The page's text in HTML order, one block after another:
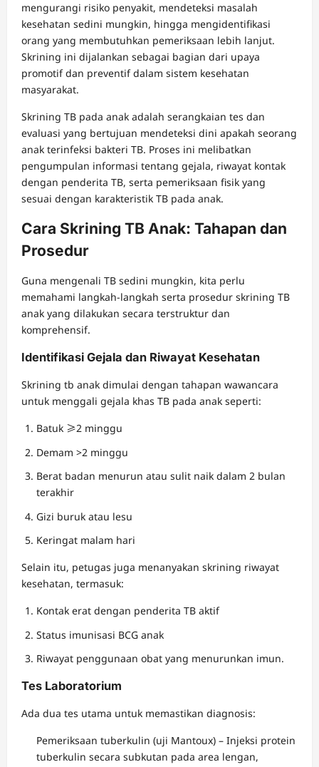
mengurangi risiko penyakit, mendeteksi masalah
kesehatan sedini mungkin, hingga mengidentifikasi
orang yang membutuhkan pemeriksaan lebih lanjut.
Skrining ini dijalankan sebagai bagian dari upaya
promotif dan preventif dalam sistem kesehatan
masyarakat.
Skrining TB pada anak adalah serangkaian tes dan
evaluasi yang bertujuan mendeteksi dini apakah seorang
anak terinfeksi bakteri TB. Proses ini melibatkan
pengumpulan informasi tentang gejala, riwayat kontak
dengan penderita TB, serta pemeriksaan fisik yang
sesuai dengan karakteristik TB pada anak.
Cara Skrining TB Anak: Tahapan dan
Prosedur
Guna mengenali TB sedini mungkin, kita perlu
memahami langkah-langkah serta prosedur skrining TB
anak yang dilakukan secara terstruktur dan
komprehensif.
Identifikasi Gejala dan Riwayat Kesehatan
Skrining tb anak dimulai dengan tahapan wawancara
untuk menggali gejala khas TB pada anak seperti:
Batuk ≥2 minggu
Demam >2 minggu
Berat badan menurun atau sulit naik dalam 2 bulan
terakhir
Gizi buruk atau lesu
Keringat malam hari
Selain itu, petugas juga menanyakan skrining riwayat
kesehatan, termasuk:
Kontak erat dengan penderita TB aktif
Status imunisasi BCG anak
Riwayat penggunaan obat yang menurunkan imun.
Tes Laboratorium
Ada dua tes utama untuk memastikan diagnosis:
Pemeriksaan tuberkulin (uji Mantoux) – Injeksi protein
tuberkulin secara subkutan pada area lengan,